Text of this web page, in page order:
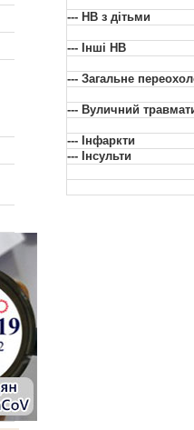
--- НВ з дітьми
--- Інші НВ
--- Загальне
--- Вуличний
--- Інфаркти
--- Інсульти